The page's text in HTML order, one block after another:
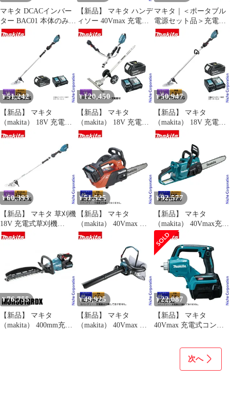
マキタ DCACインバー
ター BAC01 本体のみ/
ポータブル電源・バッ
テリ・充電器別売
【新品】 マキタ ハンデ
ィソー 40Vmax 充電式
ハンディソー 150mm
バッテリー・充電器付
き makita MUC029GRD
電動 チェーンソー
マキタ｜＜ポータブル
電源セット品＞充電式
芝刈機 530mm
MLM001CZ + ポータブ
71825 セット品
¥51,242
【新品】 マキタ
（makita） 18V 充電式
草刈機 2グリップ バッ
MUR196WDRG 草刈機
刈払機 刈払い機 充電式
バッテリー式 電動 APT
¥120,450
【新品】 マキタ
（makita） 18V 充電式
スプリットUハンドル
テリー ・充電器付き 草
刈機 刈払機 刈払い機
充電式 バッテリー式
¥50,947
【新品】 マキタ
（makita） 18V 充電式
草刈機 ループハンドル
き MUR196LDRG 草刈
機 刈払機 刈払い機 充
電式 バッテリー式
¥60,393
【新品】 マキタ 草刈機
18V 充電式草刈機
230mm 2グリップ バッ
makita MUR195WDRG
電動草刈機 電動 刈払機
純正品 ツーグリップ
BL1860B DC18RF
¥51,525
【新品】 マキタ
（makita） 40Vmax 充
電式チェンソー 20cm
MUC031GZR4 チェンソ
ー バッテリー式 充電式
バッテリ・充電器別売
電動 チェーンソー 軽量
¥92,577
【新品】 マキタ
（makita） 40Vmax充電
式チェンソー青
35cm80TXL-59Eバッテ
リー ・充電器付き
MUC022GRU チェンソ
ー バッテリー式 充電式
BL4040F チェーンソー
¥76,755
【新品】 マキタ
（makita） 400mm充電
¥49,925
【新品】 マキタ
（makita） 40Vmax 充
¥22,087
【新品】 マキタ
40Vmax 充電式コンク
(VR001GZ)次へ